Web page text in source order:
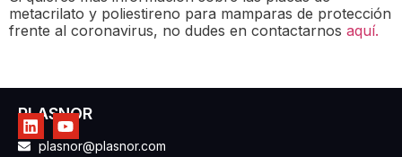
metacrilato y poliestireno para mamparas de protección
frente al coronavirus, no dudes en contactarnos aquí.
PLASNOR
plasnor@plasnor.com